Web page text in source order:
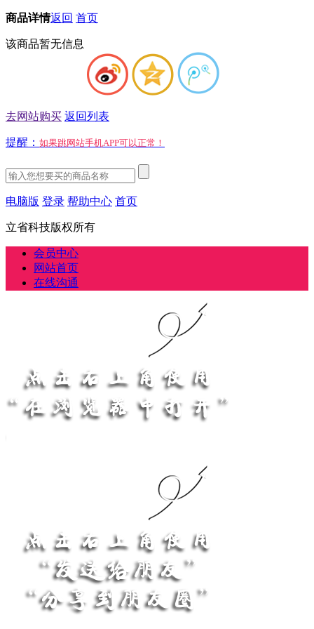
商品详情返回 首页
该商品暂无信息
去网站购买 返回列表
提醒： 如果跳网站手机APP可以正常！
电脑版 登录 帮助中心 首页
立省科技版权所有
会员中心
网站首页
在线沟通